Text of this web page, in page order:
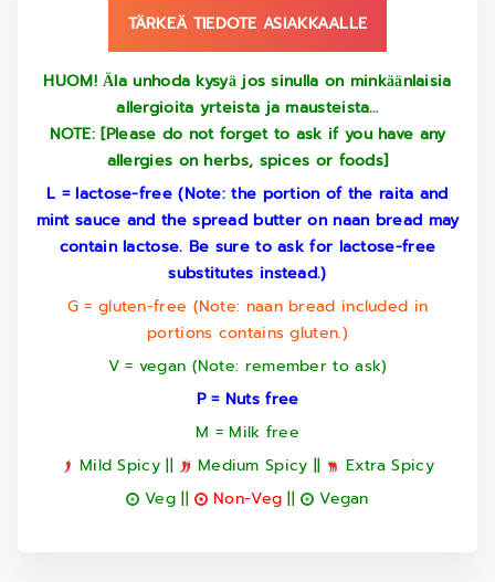
TÄRKEÄ TIEDOTE ASIAKKAALLE
HUOM! Ӓla unhoda kysyӓ jos sinulla on minkӓӓnlaisia
allergioita yrteista ja mausteista…
NOTE: [Please do not forget to ask if you have any
allergies on herbs, spices or foods]
L = lactose-free (Note: the portion of the raita and
mint sauce and the spread butter on naan bread may
contain lactose. Be sure to ask for lactose-free
substitutes instead.)
G = gluten-free (Note: naan bread included in
portions contains gluten.)
V = vegan (Note: remember to ask)
P = Nuts free
M = Milk free
Mild Spicy ||
Medium Spicy ||
Extra Spicy
Veg ||
Non-Veg|| Vegan